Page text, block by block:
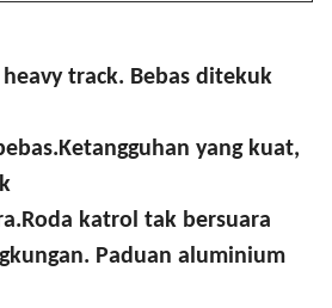
track. Bebas ditekuk
Ketangguhan yang kuat,
Roda katrol tak bersuara
Paduan aluminium